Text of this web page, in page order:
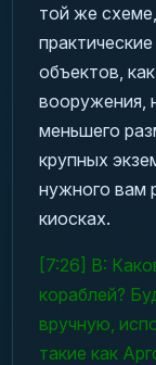
той же
объектов,
вооружения,
меньшего
крупных
нужного вам
киосках.
[7:26] В:
кораблей?
вручную,
такие как